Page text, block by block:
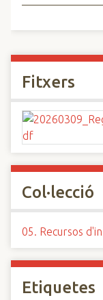
Fitxers
Col·lecció
05. Recursos
Etiquetes